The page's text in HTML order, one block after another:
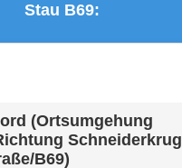
Stau B69:
(Ortsumgehung
Schneiderkrug
B69)